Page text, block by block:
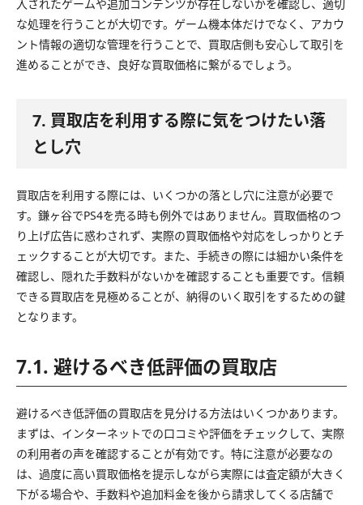
入されたゲームや追加コンテンツが存在しないかを確認し、適切
な処理を行うことが大切です。ゲーム機本体だけでなく、アカウ
ント情報の適切な管理を行うことで、買取店側も安心して取引を
進めることができ、良好な買取価格に繋がるでしょう。
7. 買取店を利用する際に気をつけたい落
とし穴
買取店を利用する際には、いくつかの落とし穴に注意が必要で
す。鎌ヶ谷でPS4を売る時も例外ではありません。買取価格のつ
り上げ広告に惑わされず、実際の買取価格や対応をしっかりとチ
ェックすることが大切です。また、手続きの際には細かい条件を
確認し、隠れた手数料がないかを確認することも重要です。信頼
できる買取店を見極めることが、納得のいく取引をするための鍵
となります。
7.1. 避けるべき低評価の買取店
避けるべき低評価の買取店を見分ける方法はいくつかあります。
まずは、インターネットでの口コミや評価をチェックして、実際
の利用者の声を確認することが有効です。特に注意が必要なの
は、過度に高い買取価格を提示しながら実際には査定額が大きく
下がる場合や、手数料や追加料金を後から請求してくる店舗で